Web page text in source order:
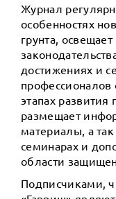
Журнал
особенностях
грунта,
достижениях и
профессионалов
этапах
размещает
материалы, а
семинарах и
области
Подписчиками,